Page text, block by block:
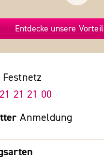
Entdecke unsere
Festnetz
21 21 00
Anmeldung